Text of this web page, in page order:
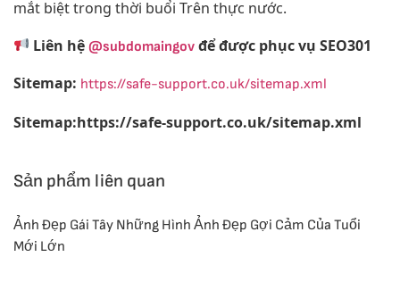
mắt biệt trong thời buổi Trên thực nước.
Liên hệ@subdomaingov để được phục vụ SEO301
Sitemap: https://safe-support.co.uk/sitemap.xml
Sitemap:https://safe-support.co.uk/sitemap.xml
Sản phẩm liên quan
Ảnh Đẹp Gái Tây Những Hình Ảnh Đẹp Gợi Cảm Của Tuổi
Mới Lớn